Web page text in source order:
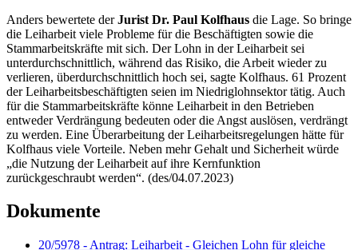
Anders bewertete derJurist Dr. Paul Kolfhaus die Lage. So bringe
die Leiharbeit viele Probleme für die Beschäftigten sowie die
Stammarbeitskräfte mit sich. Der Lohn in der Leiharbeit sei
unterdurchschnittlich, während das Risiko, die Arbeit wieder zu
verlieren, überdurchschnittlich hoch sei, sagte Kolfhaus. 61 Prozent
der Leiharbeitsbeschäftigten seien im Niedriglohnsektor tätig. Auch
für die Stammarbeitskräfte könne Leiharbeit in den Betrieben
entweder Verdrängung bedeuten oder die Angst auslösen, verdrängt
zu werden. Eine Überarbeitung der Leiharbeitsregelungen hätte für
Kolfhaus viele Vorteile. Neben mehr Gehalt und Sicherheit würde
„die Nutzung der Leiharbeit auf ihre Kernfunktion
zurückgeschraubt werden“. (des/04.07.2023)
Dokumente
20/5978 - Antrag: Leiharbeit - Gleichen Lohn für gleiche